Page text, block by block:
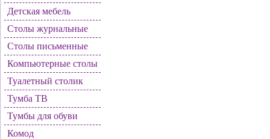
Детская мебель
Столы журнальные
Столы письменные
Компьютерные столы
Туалетный столик
Тумба ТВ
Тумбы для обуви
Комод